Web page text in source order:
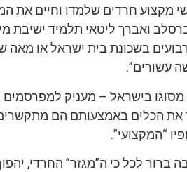
מקצוע חרדים שלמדו וחיים את
ואברך ליטאי תלמיד ישיבת
בשכונת בית ישראל או מאה
עשורים”.
בישראל – מעניק למפרסמים
את הכלים באמצעותם הם
“המקצועי”.
ברור לכל כי ה”מגזר” החרדי,